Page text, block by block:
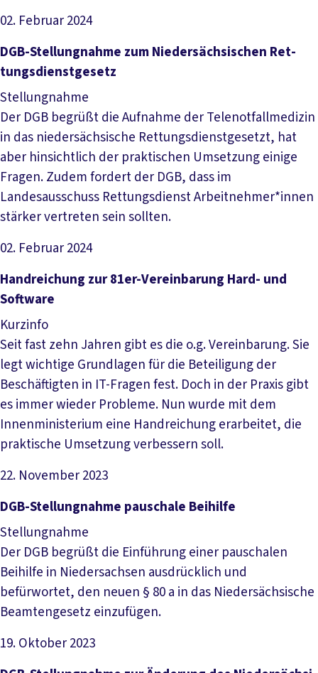
02. Februar 2024
Datei herunterladen
DGB-­Stel­lung­nah­me zum Nie­der­säch­si­schen Ret­
tungs­dienst­ge­setz
Stellungnahme
Der DGB begrüßt die Aufnahme der Telenotfallmedizin
in das niedersächsische Rettungsdienstgesetzt, hat
aber hinsichtlich der praktischen Umsetzung einige
Fragen. Zudem fordert der DGB, dass im
Landesausschuss Rettungsdienst Arbeitnehmer*innen
stärker vertreten sein sollten.
02. Februar 2024
Datei herunterladen
Hand­rei­chung zur 81er-Ver­ein­ba­rung Hard- und
Soft­wa­re
Kurzinfo
Seit fast zehn Jahren gibt es die o.g. Vereinbarung. Sie
legt wichtige Grundlagen für die Beteiligung der
Beschäftigten in IT-Fragen fest. Doch in der Praxis gibt
es immer wieder Probleme. Nun wurde mit dem
Innenministerium eine Handreichung erarbeitet, die
praktische Umsetzung verbessern soll.
22. November 2023
Datei herunterladen
DGB-­Stel­lung­nah­me pau­scha­le Bei­hil­fe
Stellungnahme
Der DGB begrüßt die Einführung einer pauschalen
Beihilfe in Niedersachsen ausdrücklich und
befürwortet, den neuen § 80 a in das Niedersächsische
Beamtengesetz einzufügen.
19. Oktober 2023